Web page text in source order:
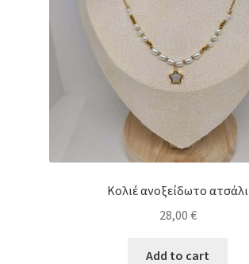
Κολιέ ανοξείδωτο ατσάλι
28,00 €
Add to cart